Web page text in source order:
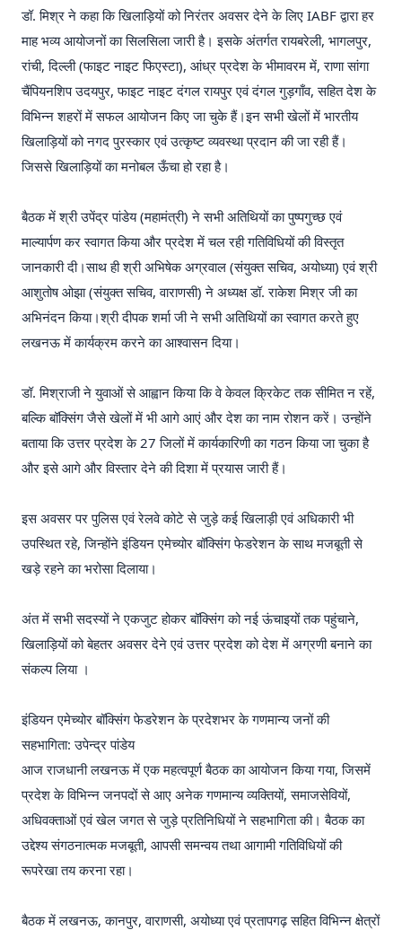
डॉ. मिश्र ने कहा कि खिलाड़ियों को निरंतर अवसर देने के लिए IABF द्वारा हर
माह भव्य आयोजनों का सिलसिला जारी है। इसके अंतर्गत रायबरेली, भागलपुर,
रांची, दिल्ली (फाइट नाइट फिएस्टा), आंध्र प्रदेश के भीमावरम में, राणा सांगा
चैंपियनशिप उदयपुर, फाइट नाइट दंगल रायपुर एवं दंगल गुड़गाँव, सहित देश के
विभिन्न शहरों में सफल आयोजन किए जा चुके हैं।इन सभी खेलों में भारतीय
खिलाड़ियों को नगद पुरस्कार एवं उत्कृष्ट व्यवस्था प्रदान की जा रही हैं।
जिससे खिलाड़ियों का मनोबल ऊँचा हो रहा है।
बैठक में श्री उपेंद्र पांडेय (महामंत्री) ने सभी अतिथियों का पुष्पगुच्छ एवं
माल्यार्पण कर स्वागत किया और प्रदेश में चल रही गतिविधियों की विस्तृत
जानकारी दी।साथ ही श्री अभिषेक अग्रवाल (संयुक्त सचिव, अयोध्या) एवं श्री
आशुतोष ओझा (संयुक्त सचिव, वाराणसी) ने अध्यक्ष डॉ. राकेश मिश्र जी का
अभिनंदन किया।श्री दीपक शर्मा जी ने सभी अतिथियों का स्वागत करते हुए
लखनऊ में कार्यक्रम करने का आश्वासन दिया।
डॉ. मिश्राजी ने युवाओं से आह्वान किया कि वे केवल क्रिकेट तक सीमित न रहें,
बल्कि बॉक्सिंग जैसे खेलों में भी आगे आएं और देश का नाम रोशन करें। उन्होंने
बताया कि उत्तर प्रदेश के 27 जिलों में कार्यकारिणी का गठन किया जा चुका है
और इसे आगे और विस्तार देने की दिशा में प्रयास जारी हैं।
इस अवसर पर पुलिस एवं रेलवे कोटे से जुड़े कई खिलाड़ी एवं अधिकारी भी
उपस्थित रहे, जिन्होंने इंडियन एमेच्योर बॉक्सिंग फेडरेशन के साथ मजबूती से
खड़े रहने का भरोसा दिलाया।
अंत में सभी सदस्यों ने एकजुट होकर बॉक्सिंग को नई ऊंचाइयों तक पहुंचाने,
खिलाड़ियों को बेहतर अवसर देने एवं उत्तर प्रदेश को देश में अग्रणी बनाने का
संकल्प लिया ।
इंडियन एमेच्योर बॉक्सिंग फेडरेशन के प्रदेशभर के गणमान्य जनों की
सहभागिता: उपेन्द्र पांडेय
आज राजधानी लखनऊ में एक महत्वपूर्ण बैठक का आयोजन किया गया, जिसमें
प्रदेश के विभिन्न जनपदों से आए अनेक गणमान्य व्यक्तियों, समाजसेवियों,
अधिवक्ताओं एवं खेल जगत से जुड़े प्रतिनिधियों ने सहभागिता की। बैठक का
उद्देश्य संगठनात्मक मजबूती, आपसी समन्वय तथा आगामी गतिविधियों की
रूपरेखा तय करना रहा।
बैठक में लखनऊ, कानपुर, वाराणसी, अयोध्या एवं प्रतापगढ़ सहित विभिन्न क्षेत्रों